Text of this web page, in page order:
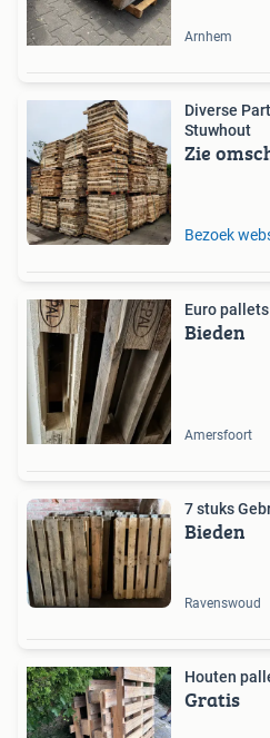
Arnhem
Diverse Partijen Strijkers /
Stuwhout
Zie
Bezoek
Euro pallets
Bieden
Amersfoort
7 stuks
Bieden
Ravenswoud
Houten
Gratis